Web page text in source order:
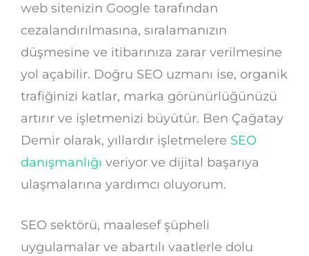
web sitenizin Google tarafından
cezalandırılmasına, sıralamanızın
düşmesine ve itibarınıza zarar verilmesine
yol açabilir. Doğru SEO uzmanı ise, organik
trafiğinizi katlar, marka görünürlüğünüzü
artırır ve işletmenizi büyütür. Ben Çağatay
Demir olarak, yıllardır işletmelere SEO
danışmanlığı veriyor ve dijital başarıya
ulaşmalarına yardımcı oluyorum.
SEO sektörü, maalesef şüpheli
uygulamalar ve abartılı vaatlerle dolu